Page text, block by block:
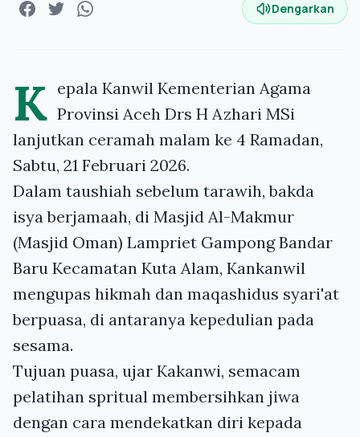
Dengarkan
K epala Kanwil Kementerian Agama
Provinsi Aceh Drs H Azhari MSi
lanjutkan ceramah malam ke 4 Ramadan,
Sabtu, 21 Februari 2026.
Dalam taushiah sebelum tarawih, bakda
isya berjamaah, di Masjid Al-Makmur
(Masjid Oman) Lampriet Gampong Bandar
Baru Kecamatan Kuta Alam, Kankanwil
mengupas hikmah dan maqashidus syari'at
berpuasa, di antaranya kepedulian pada
sesama.
Tujuan puasa, ujar Kakanwi, semacam
pelatihan spritual membersihkan jiwa
dengan cara mendekatkan diri kepada